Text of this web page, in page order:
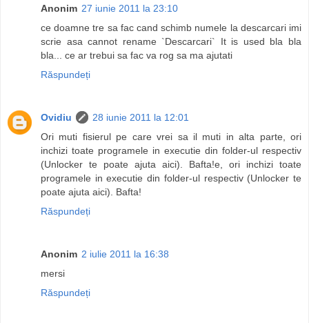
Anonim 27 iunie 2011 la 23:10
ce doamne tre sa fac cand schimb numele la descarcari imi
scrie asa cannot rename `Descarcari` It is used bla bla
bla... ce ar trebui sa fac va rog sa ma ajutati
Răspundeți
Ovidiu
28 iunie 2011 la 12:01
Ori muti fisierul pe care vrei sa il muti in alta parte, ori
inchizi toate programele in executie din folder-ul respectiv
(Unlocker te poate ajuta aici). Bafta!e, ori inchizi toate
programele in executie din folder-ul respectiv (Unlocker te
poate ajuta aici). Bafta!
Răspundeți
Anonim 2 iulie 2011 la 16:38
mersi
Răspundeți